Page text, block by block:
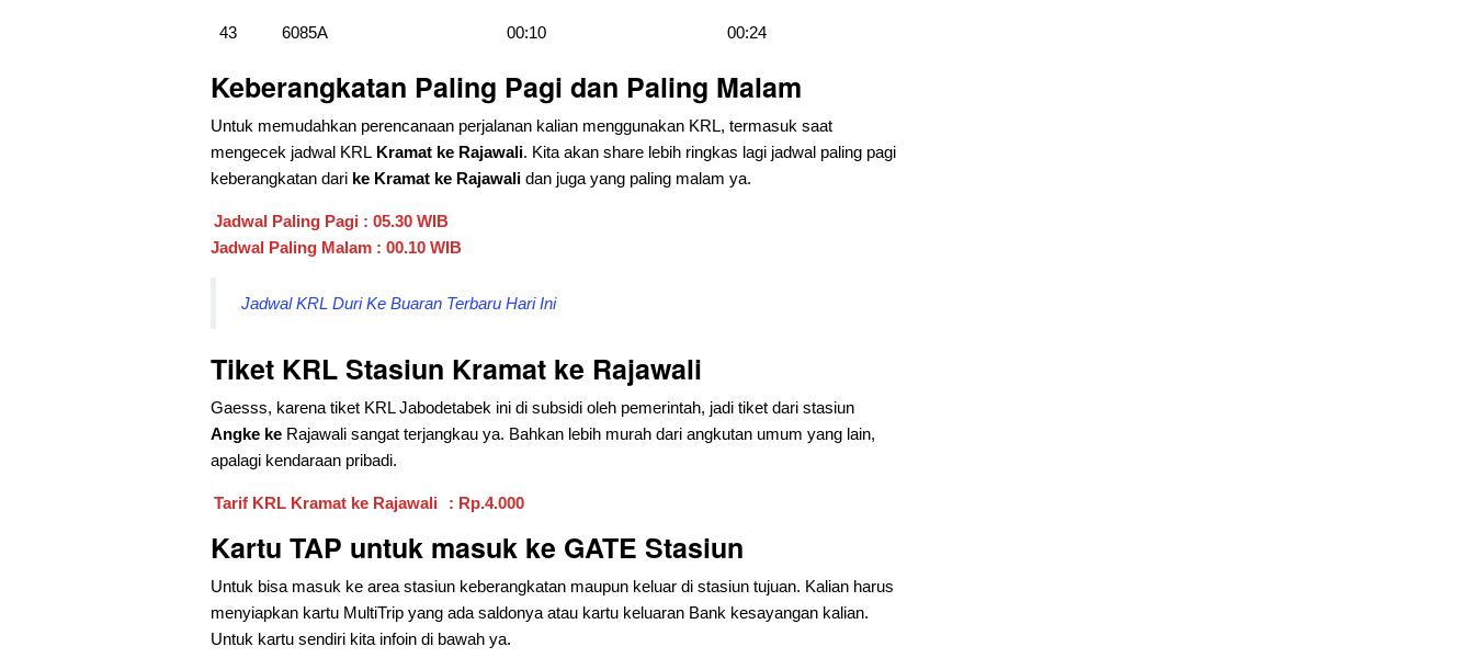
43 6085A 00:10 00:24
Keberangkatan Paling Pagi dan Paling Malam
Untuk memudahkan perencanaan perjalanan kalian menggunakan KRL, termasuk saat
mengecek jadwal KRL Kramat ke Rajawali. Kita akan share lebih ringkas lagi jadwal paling pagi
keberangkatan dari ke Kramat ke Rajawali dan juga yang paling malam ya.
Jadwal Paling Pagi : 05.30 WIB
Jadwal Paling Malam : 00.10 WIB
Jadwal KRL Duri Ke Buaran Terbaru Hari Ini
Tiket KRL Stasiun Kramat ke Rajawali
Gaesss, karena tiket KRL Jabodetabek ini di subsidi oleh pemerintah, jadi tiket dari stasiun
Angke ke Rajawali sangat terjangkau ya. Bahkan lebih murah dari angkutan umum yang lain,
apalagi kendaraan pribadi.
Tarif KRL Kramat ke Rajawali : Rp.4.000
Kartu TAP untuk masuk ke GATE Stasiun
Untuk bisa masuk ke area stasiun keberangkatan maupun keluar di stasiun tujuan. Kalian harus
menyiapkan kartu MultiTrip yang ada saldonya atau kartu keluaran Bank kesayangan kalian.
Untuk kartu sendiri kita infoin di bawah ya.